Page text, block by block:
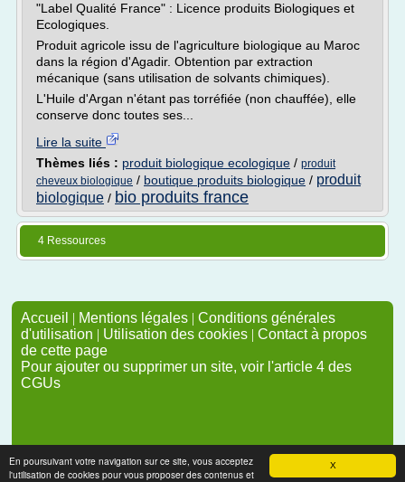
X
En poursuivant votre navigation sur ce site, vous acceptez
l'utilisation de cookies pour vous proposer des contenus et
"Label Qualité France" : Licence produits Biologiques et
Ecologiques.
Produit agricole issu de l'agriculture biologique au Maroc
dans la région d'Agadir. Obtention par extraction
mécanique (sans utilisation de solvants chimiques).
L'Huile d'Argan n'étant pas torréfiée (non chauffée), elle
conserve donc toutes ses...
Lire la suite
Thèmes liés : produit biologique ecologique / produit
cheveux biologique / boutique produits biologique / produit
biologique / bio produits france
4 Ressources
Accueil | Mentions légales | Conditions générales
d'utilisation | Utilisation des cookies | Contact à propos
de cette page
Pour ajouter ou supprimer un site, voir l'article 4 des
CGUs